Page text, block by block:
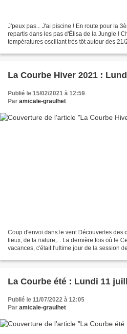
J'peux pas... J'ai piscine ! En route pour la
repartis dans les pas d'Élisa de la Jungle !
températures oscillant très tôt autour des
La Courbe Hiver 2021 :
Publié le 15/02/2021 à 12:59
Par amicale-graulhet
Coup d'envoi dans le vent Découvertes des
lieux, de la nature,... La dernière fois où le
vacances, c'était l'ultime jour de la session
La Courbe été : Lundi 11
Publié le 11/07/2022 à 12:05
Par amicale-graulhet